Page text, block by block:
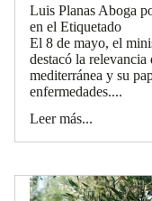
Luis Planas Aboga
en el Etiquetado
El 8 de mayo, el
destacó la
mediterránea y su
enfermedades....
Leer más...